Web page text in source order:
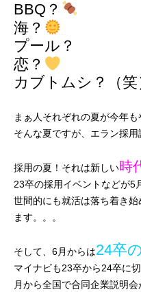
BBQ？
海？
プール？
恋？
カブトムシ？（笑
まぁ人それぞれの夏が今年も
そんな夏ですが、エラン採
採用の夏！それは新しい時
23卒の採用イベントなどが5
世間的にも就活は落ち着き
ます。。。
そして、6月からは24卒
マイナビも23卒から24卒に
月から全国で合同企業説明会